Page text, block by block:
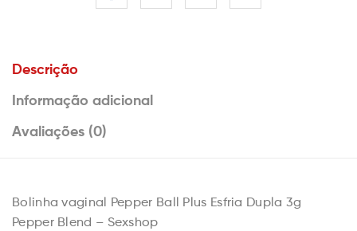
Descrição
Informação adicional
Avaliações (0)
Bolinha vaginal Pepper Ball Plus Esfria Dupla 3g
Pepper Blend – Sexshop